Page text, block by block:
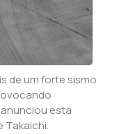
de um forte sismo
esta
Takaichi.